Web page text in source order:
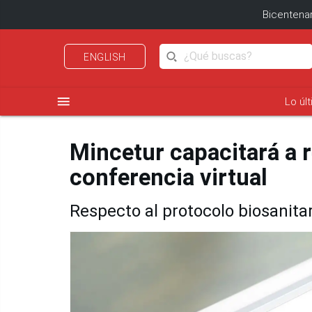
ENGLISH
menu Lo
Mincetur capacitará a
conferencia virtual
Respecto al protocolo